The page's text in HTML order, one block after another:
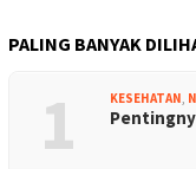
PALING BANYAK
1 KESEHATAN,